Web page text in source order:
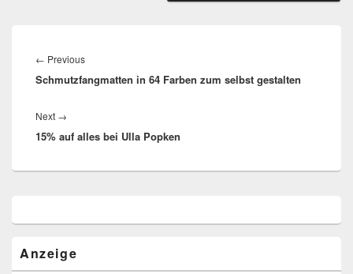
← PreviousPrevious
post:
Schmutzfangmatten in 64 Farben zum selbst gestalten
Next →
post:
15% auf alles bei Ulla Popken
Widget-
Anzeige